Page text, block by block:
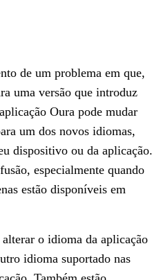
de um problema em que,
uma versão que introduz
Oura pode mudar
um dos novos idiomas,
dispositivo ou da aplicação.
especialmente quando
estão disponíveis em
o idioma da aplicação
idioma suportado nas